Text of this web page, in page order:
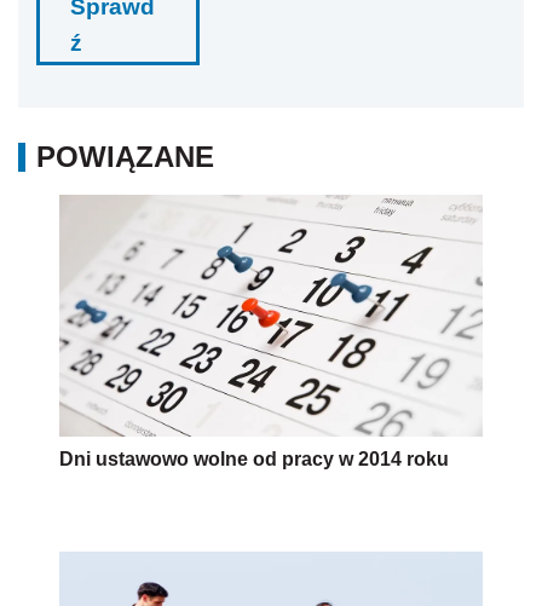
Kodeks pracy 2026
POWIĄZANE
Dni ustawowo wolne od pracy w 2014 roku